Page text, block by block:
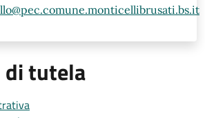
tutela